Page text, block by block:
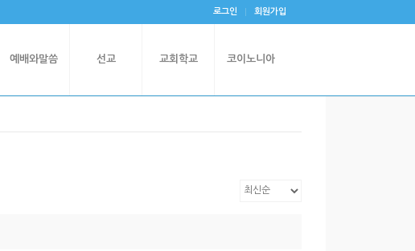
로그인 회원가입
예배와말씀 선교 교회학교 코이노니아